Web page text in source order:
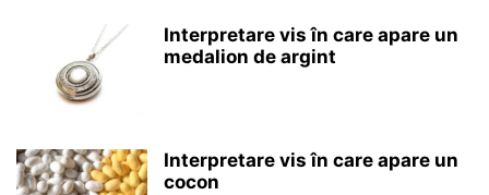
Interpretare vis în care apare un
medalion de argint
Interpretare vis în care apare un
cocon